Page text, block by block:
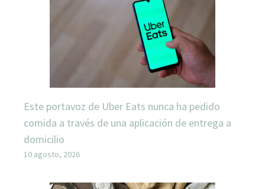
Este portavoz de Uber Eats nunca ha pedido
comida a través de una aplicación de entrega a
domicilio
10 agosto, 2026